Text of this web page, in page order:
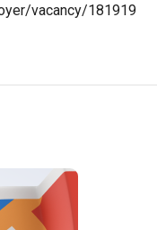
vacancy/181919